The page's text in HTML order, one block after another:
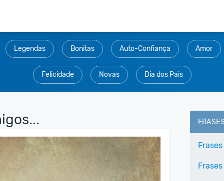
Legendas Bonitas Auto-Confiança Amor
Felicidade Novas Dia dos Pais